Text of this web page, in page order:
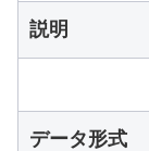
説明
データ形式